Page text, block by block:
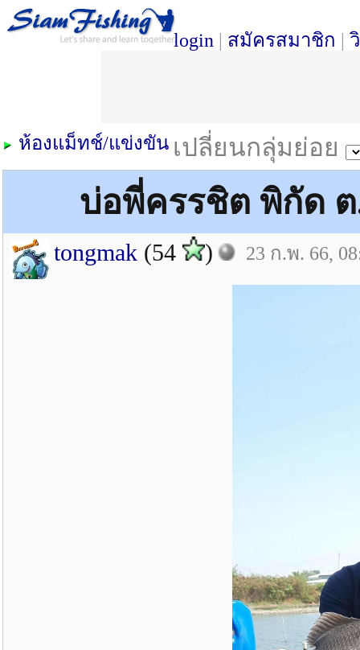
login | สมัครสมาชิก |
เปลี่ยนกลุ่มย่อย
ห้องแม็ทช์/แข่งขัน
บ่อพี่ครรชิต พิกัด
tongmak (54 ) 23 ก.พ. 66,